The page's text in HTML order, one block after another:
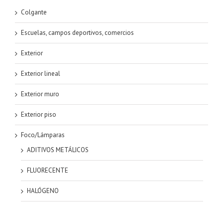
Colgante
Escuelas, campos deportivos, comercios
Exterior
Exterior lineal
Exterior muro
Exterior piso
Foco/Lámparas
ADITIVOS METÁLICOS
FLUORECENTE
HALÓGENO